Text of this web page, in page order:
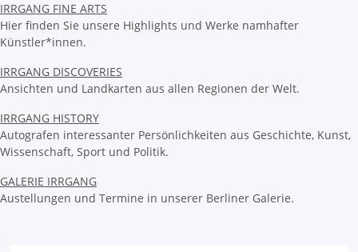
IRRGANG FINE ARTS
Hier finden Sie unsere Highlights und Werke namhafter
Künstler*innen.
IRRGANG DISCOVERIES
Ansichten und Landkarten aus allen Regionen der Welt.
IRRGANG HISTORY
Autografen interessanter Persönlichkeiten aus Geschichte, Kunst,
Wissenschaft, Sport und Politik.
GALERIE IRRGANG
Austellungen und Termine in unserer Berliner Galerie.